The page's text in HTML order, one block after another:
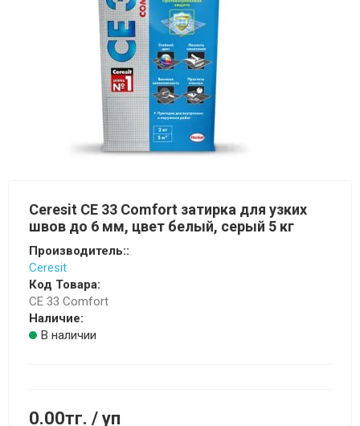
Ceresit CE 33 Comfort затирка для узких
швов до 6 мм, цвет белый, серый 5 кг
Производитель::
Ceresit
Код Товара:
CE 33 Comfort
Наличие:
В наличии
0.00тг. / уп